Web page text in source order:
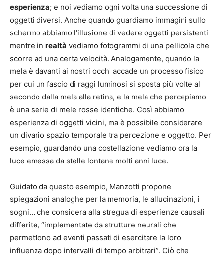
esperienza; e noi vediamo ogni volta una successione di
oggetti diversi. Anche quando guardiamo immagini sullo
schermo abbiamo l’illusione di vedere oggetti persistenti
mentre in realtà vediamo fotogrammi di una pellicola che
scorre ad una certa velocità. Analogamente, quando la
mela è davanti ai nostri occhi accade un processo fisico
per cui un fascio di raggi luminosi si sposta più volte al
secondo dalla mela alla retina, e la mela che percepiamo
è una serie di mele rosse identiche. Così abbiamo
esperienza di oggetti vicini, ma è possibile considerare
un divario spazio temporale tra percezione e oggetto. Per
esempio, guardando una costellazione vediamo ora la
luce emessa da stelle lontane molti anni luce.
Guidato da questo esempio, Manzotti propone
spiegazioni analoghe per la memoria, le allucinazioni, i
sogni… che considera alla stregua di esperienze causali
differite, “implementate da strutture neurali che
permettono ad eventi passati di esercitare la loro
influenza dopo intervalli di tempo arbitrari”. Ciò che